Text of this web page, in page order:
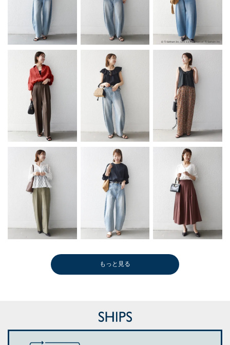
もっと見る